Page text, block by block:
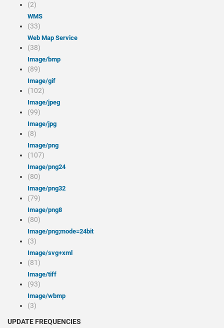
(2)
WMS
(33)
Web Map Service
(38)
image/bmp
(89)
image/gif
(102)
image/jpeg
(99)
image/jpg
(8)
image/png
(107)
image/png24
(80)
image/png32
(79)
image/png8
(80)
image/png;mode=24bit
(3)
image/svg+xml
(81)
image/tiff
(93)
image/wbmp
(3)
UPDATE FREQUENCIES